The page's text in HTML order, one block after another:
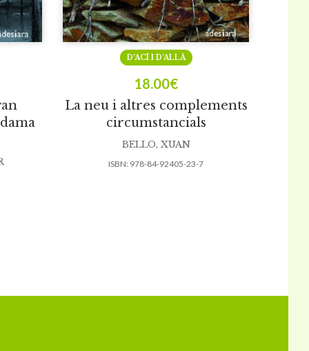
La neu i altres complements
circumstancials
D’ACÍ I D’ALLÀ
18.00€
BELLO, XUAN
ISBN: 978-84-92405-23-7